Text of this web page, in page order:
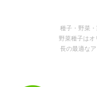
種子・野菜
野菜種子は
長の最適な